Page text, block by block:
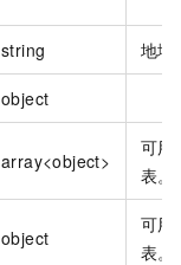
string 地域
object
array<object>
可用
表。
object
可用
表。